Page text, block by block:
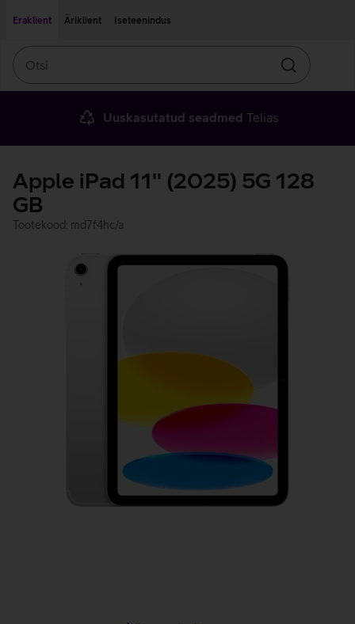
Eraklient
Äriklient Iseteenindus
Otsin
Uuskasutatud seadmed Telias
Apple iPad 11'' (2025) 5G 128
GB
Tootekood: md7f4hc/a